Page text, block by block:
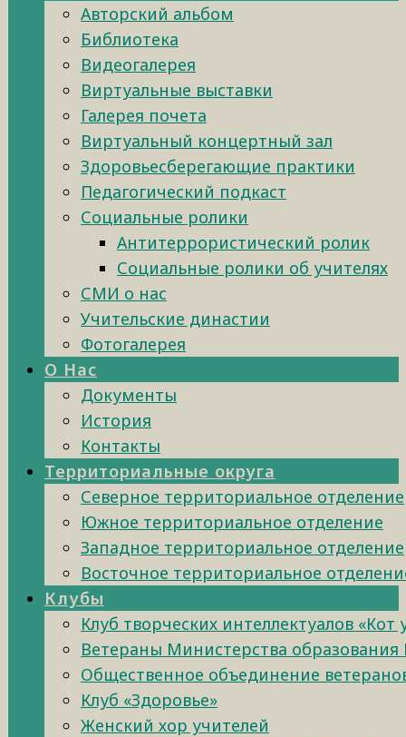
Авторский альбом
Библиотека
Видеогалерея
Виртуальные выставки
Галерея почета
Виртуальный концертный зал
Здоровьесберегающие практики
Педагогический подкаст
Социальные ролики
Антитеррористический ролик
Социальные ролики об учителях
СМИ о нас
Учительские династии
Фотогалерея
О Нас
Документы
История
Контакты
Территориальные округа
Северное территориальное отделение
Южное территориальное отделение
Западное территориальное отделение
Восточное территориальное
Клубы
Клуб творческих интеллектуалов «Кот
Ветераны Министерства образования
Общественное объединение
Клуб «Здоровье»
Женский хор учителей